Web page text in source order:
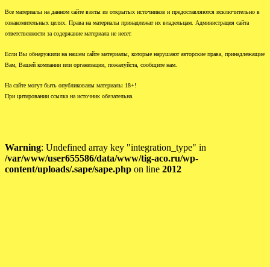
Все материалы на данном сайте взяты из открытых источников и предоставляются исключительно в
ознакомительных целях. Права на материалы принадлежат их владельцам. Администрация сайта
ответственности за содержание материала не несет.
Если Вы обнаружили на нашем сайте материалы, которые нарушают авторские права, принадлежащие
Вам, Вашей компании или организации, пожалуйста, сообщите нам.
На сайте могут быть опубликованы материалы 18+!
При цитировании ссылка на источник обязательна.
Warning: Undefined array key "integration_type" in
/var/www/user655586/data/www/tig-aco.ru/wp-
content/uploads/.sape/sape.php on line 2012